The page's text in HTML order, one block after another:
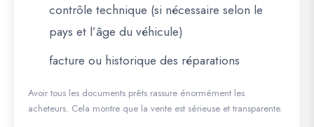
contrôle technique (si nécessaire selon le
pays et l’âge du véhicule)
facture ou historique des réparations
Avoir tous les documents prêts rassure énormément les
acheteurs. Cela montre que la vente est sérieuse et transparente.